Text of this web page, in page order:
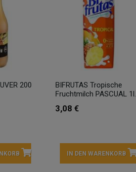
200
BIFRUTAS Tropische
Fruchtmilch PASCUAL 1l.
3,08 €
IN DEN WARENKORB